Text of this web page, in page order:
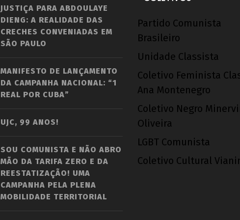
JUSTIÇA PARA ABDOULAYE
DIENG: A REALIDADE DAS
CRECHES CONVENIADAS EM
SÃO PAULO
MANIFESTO DE LANÇAMENTO
DA CAMPANHA NACIONAL: “1
REAL POR CUBA”
UJC, 99 ANOS!
SOU COMUNISTA E NÃO ABRO
MÃO DA TARIFA ZERO E DA
REESTATIZAÇÃO! UMA
CAMPANHA PELA PLENA
MOBILIDADE TERRITORIAL
Partido Comunista
Brasileiro
Unidade Classista
Coletivo Feminista
Ana Montenegro
Coletivo Negro
Oliveira
LGBT Comunista
Coletivo Cultural